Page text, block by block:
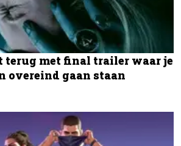
terug met final trailer waar je
overeind gaan staan